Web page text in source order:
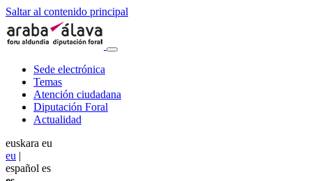
Saltar al contenido principal
Sede electrónica
Temas
Atención ciudadana
Diputación Foral
Actualidad
euskara eu
eu |
español es